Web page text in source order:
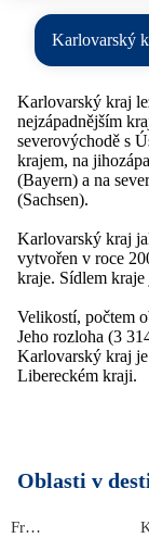
Karlovarský
Karlovarský kraj
nejzápadnějším
severovýchodě s
krajem, na
(Bayern) a na
(Sachsen).
Karlovarský kraj
vytvořen v roce
kraje. Sídlem
Velikostí, počtem
Jeho rozloha (3
Karlovarský kraj
Libereckém kraji.
Oblasti v
Františkovy Lázně